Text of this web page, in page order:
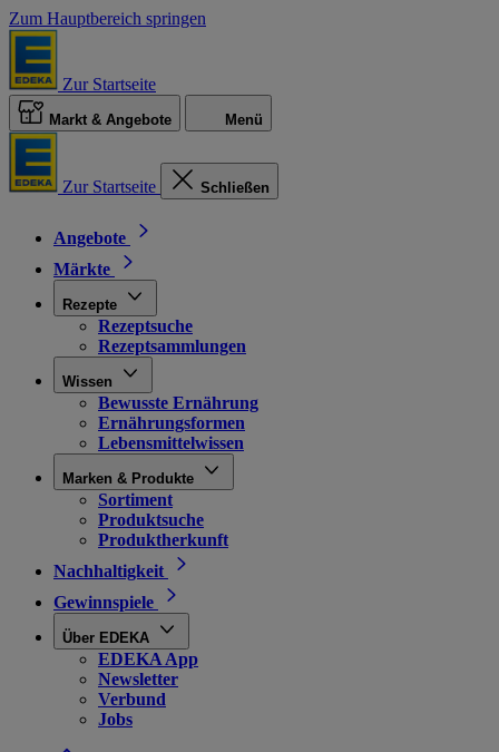
Zum Hauptbereich springen
Zur Startseite
Markt & Angebote Menü
Zur Startseite Schließen
Angebote
Märkte
Rezepte
Rezeptsuche
Rezeptsammlungen
Wissen
Bewusste Ernährung
Ernährungsformen
Lebensmittelwissen
Marken & Produkte
Sortiment
Produktsuche
Produktherkunft
Nachhaltigkeit
Gewinnspiele
Über EDEKA
EDEKA App
Newsletter
Verbund
Jobs